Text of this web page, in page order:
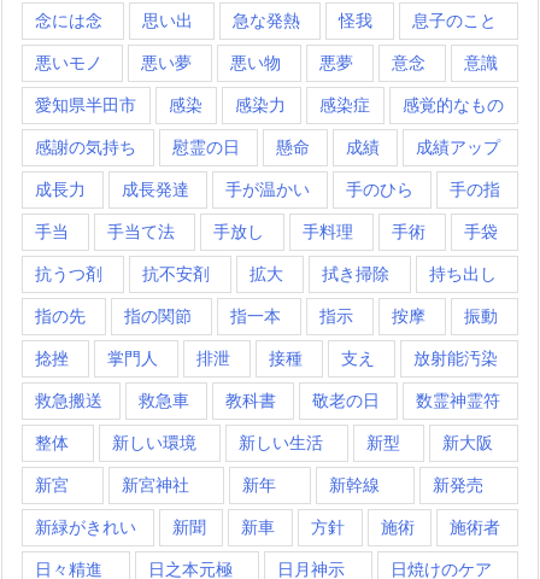
念には念 思い出 急な発熱 怪我 息子のこと
悪いモノ 悪い夢 悪い物 悪夢 意念 意識
愛知県半田市 感染 感染力 感染症 感覚的なもの
感謝の気持ち 慰霊の日 懸命 成績 成績アップ
成長力 成長発達 手が温かい 手のひら 手の指
手当 手当て法 手放し 手料理 手術 手袋
抗うつ剤 抗不安剤 拡大 拭き掃除 持ち出し
指の先 指の関節 指一本 指示 按摩 振動
捻挫 掌門人 排泄 接種 支え 放射能汚染
救急搬送 救急車 教科書 敬老の日 数霊神霊符
整体 新しい環境 新しい生活 新型 新大阪
新宮 新宮神社 新年 新幹線 新発売
新緑がきれい 新聞 新車 方針 施術 施術者
日々精進 日之本元極 日月神示 日焼けのケア